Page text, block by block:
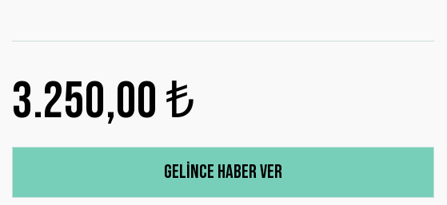
3.250,00 ₺
Gelince Haber Ver